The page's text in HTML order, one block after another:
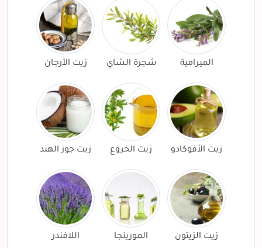
الميرامية شجرة الشاي زيت الأرجان
زيت الأفوكادو زيت الخروع زيت جوز الهند
زيت الزيتون المورينجا اللافندر